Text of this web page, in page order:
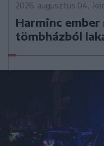
2026. augusztus 04.,
Harminc
tömbházból